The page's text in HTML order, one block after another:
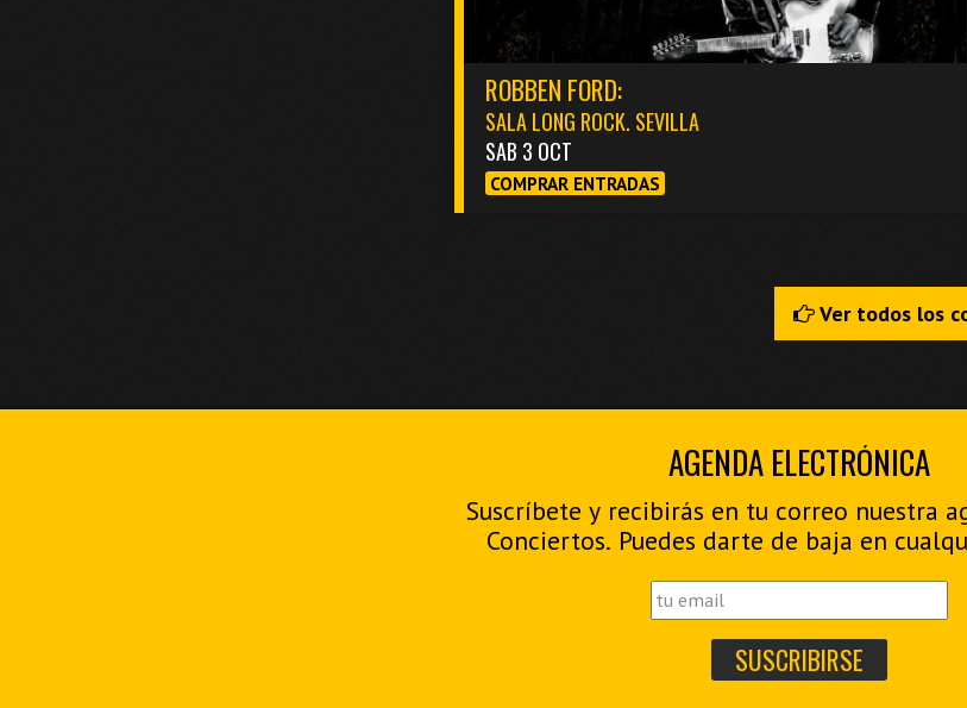
ROBBEN FORD:
SALA LONG ROCK. SEVILLA
SAB 3 OCT
COMPRAR ENTRADAS
Ver todos los
AGENDA ELECTRÓNICA
Suscríbete y recibirás en tu correo nuestra
Conciertos. Puedes darte de baja en